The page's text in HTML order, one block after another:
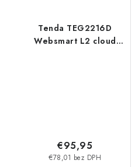
Tenda TEG2216D
Websmart L2 cloud
€78,01 bez DPH
€95,95